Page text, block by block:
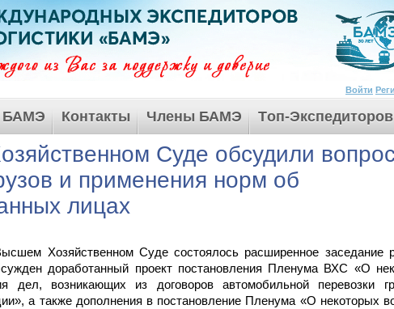
Войти
БАМЭ Контакты Члены БАМЭ Tоп-Экспедиторов
Суде обсудили
и применения норм об
лицах
Хозяйственном Суде состоялось расширенное заседание
доработанный проект постановления Пленума ВХС «О
дел, возникающих из договоров автомобильной перевозки
а также дополнения в постановление Пленума «О некоторых